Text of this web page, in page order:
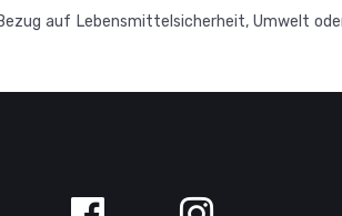
auf Lebensmittelsicherheit, Umwelt